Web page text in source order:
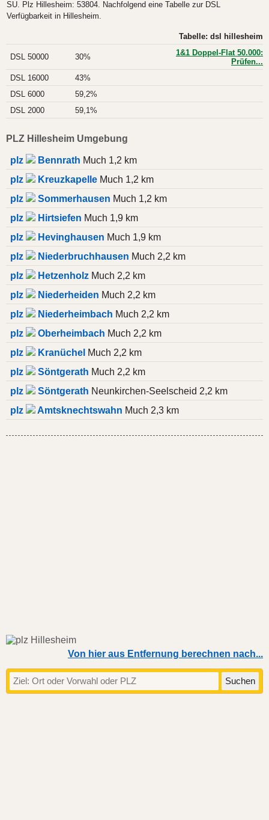
SU. Plz Hillesheim: 53804. Nachfolgend eine Tabelle zur DSL
Verfügbarkeit in Hillesheim.
Tabelle: dsl hillesheim
DSL 50000 30%
1&1 Doppel-Flat 50.000:
Prüfen...
DSL 16000
43%
DSL 6000
59,2%
DSL 2000
59,1%
PLZ Hillesheim Umgebung
plz Bennrath Much 1,2 km
plz
Kreuzkapelle Much 1,2 km
plz
Sommerhausen Much 1,2 km
plz
Hirtsiefen Much 1,9 km
plz
Hevinghausen Much 1,9 km
plz
Niederbruchhausen Much 2,2 km
plz
Hetzenholz Much 2,2 km
plz
Niederheiden Much 2,2 km
plz
Niederheimbach Much 2,2 km
plz
Oberheimbach Much 2,2 km
plz
Kranüchel Much 2,2 km
plz
Söntgerath Much 2,2 km
plz
Söntgerath Neunkirchen-Seelscheid 2,2 km
plz
Amtsknechtswahn Much 2,3 km
Von hier aus Entfernung berechnen nach...